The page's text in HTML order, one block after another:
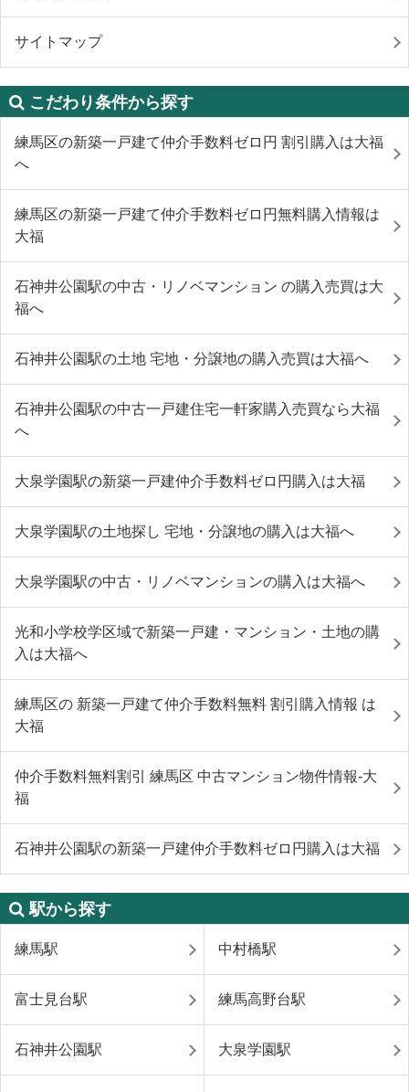
サイトマップ
こだわり条件から探す
練馬区の新築一戸建て仲介手数料ゼロ円 割引購入は大福
へ
練馬区の新築一戸建て仲介手数料ゼロ円無料購入情報は
大福
石神井公園駅の中古・リノベマンション の購入売買は大
福へ
石神井公園駅の土地 宅地・分譲地の購入売買は大福へ
石神井公園駅の中古一戸建住宅一軒家購入売買なら大福
へ
大泉学園駅の新築一戸建仲介手数料ゼロ円購入は大福
大泉学園駅の土地探し 宅地・分譲地の購入は大福へ
大泉学園駅の中古・リノベマンションの購入は大福へ
光和小学校学区域で新築一戸建・マンション・土地の購
入は大福へ
練馬区の 新築一戸建て仲介手数料無料 割引購入情報 は
大福
仲介手数料無料割引 練馬区 中古マンション物件情報-大
福
石神井公園駅の新築一戸建仲介手数料ゼロ円購入は大福
駅から探す
練馬駅 中村橋駅
富士見台駅 練馬高野台駅
石神井公園駅 大泉学園駅